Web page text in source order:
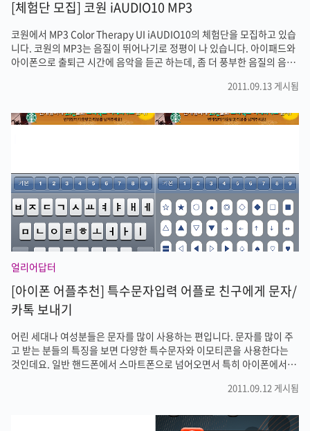
[체험단 모집] 코원 iAUDIO10 MP3
코원에서 MP3 Color Therapy UI iAUDIO10의 체험단을 모집하고 있습
니다. 코원의 MP3는 음질이 뛰어나기로 정평이 나 있습니다. 아이패드와
아이폰으로 출퇴근 시간에 음악을 듣곤 하는데, 좀 더 풍부한 음질의 음악
무 이쁘네요. UI에도 상당히 신경을 쓴것 같은데 직접 만져보고 싶습니다.
음질을 중요시하는 분들에게 코원의 신제품 출시는 좋은 소식이 될것 같
2011.09.13 게시됨
얼리어답터
[아이폰 어플추천] 특수문자입력 어플로 친구에게 문자/
카톡 보내기
어린 세대나 여성분들은 문자를 많이 사용하는 편입니다. 문자를 많이 주
고 받는 분들의 특징을 보면 다양한 특수문자와 이모티콘을 사용한다는
것인데요. 일반 핸드폰에서 스마트폰으로 넘어오면서 특히 아이폰에서는
♥ 모양 하나 문자로 보내려고 해도 친구에게 보내달라고 한후 다시 복사
해주지 않아 다소 무미건조한 문자를 주고 받는 경우가 많았습니다. 이제
2011.09.12 게시됨